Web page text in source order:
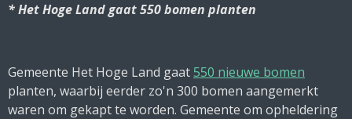
* Het Hoge Land gaat 550 bomen planten
Gemeente Het Hoge Land gaat550 nieuwe bomen
planten, waarbij eerder zo'n 300 bomen aangemerkt
waren om gekapt te worden. Gemeente om opheldering